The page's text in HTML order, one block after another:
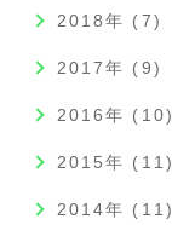
2018年 (7)
2017年 (9)
2016年 (10)
2015年 (11)
2014年 (11)